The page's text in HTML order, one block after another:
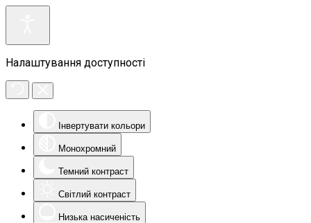
Налаштування доступності
Інвертувати кольори
Монохромний
Темний контраст
Світлий контраст
Низька насиченість